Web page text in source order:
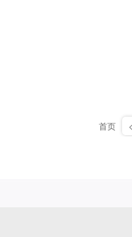
首页